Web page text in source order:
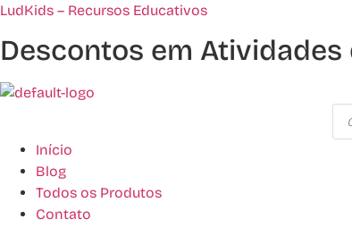
LudKids – Recursos Educativos
Descontos em Atividades
Início
Blog
Todos os Produtos
Contato